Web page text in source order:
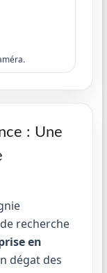
: Une
recherche
en
dégat des